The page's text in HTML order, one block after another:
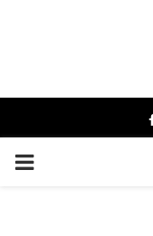
PRIMARY